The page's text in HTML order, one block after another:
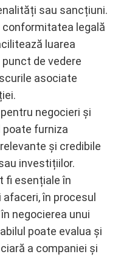
sau sancțiuni.
legală
luarea
de vedere
asociate
negocieri și
poate furniza
și credibile
investițiilor.
fi esențiale în
în procesul
negocierea unui
poate evalua și
a companiei și